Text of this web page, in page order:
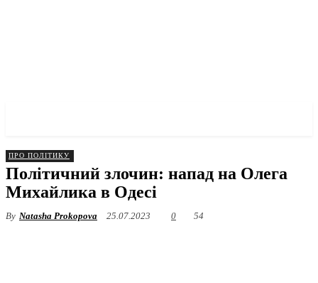
ПРО ПОЛІТИКУ
Політичний злочин: напад на Олега
Михайлика в Одесі
By Natasha Prokopova 25.07.2023 0 54